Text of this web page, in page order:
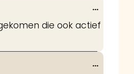
die ook actief
...Wissel
deze
metabox.
...Wissel